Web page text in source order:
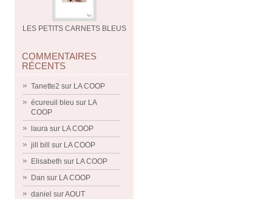
LES PETITS CARNETS BLEUS
COMMENTAIRES
RÉCENTS
Tanette2 sur LA COOP
écureuil bleu sur LA
COOP
laura sur LA COOP
jill bill
sur LA COOP
Elisabeth sur LA COOP
Dan sur LA COOP
daniel surAOUT